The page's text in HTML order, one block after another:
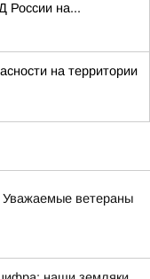
России на...
на территории
ветераны